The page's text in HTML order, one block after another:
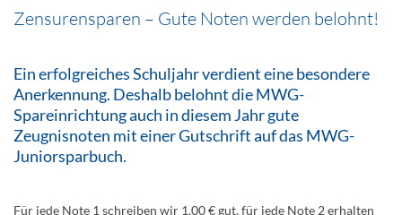
Zensurensparen – Gute Noten werden belohnt!
Ein erfolgreiches Schuljahr verdient eine besondere
Anerkennung. Deshalb belohnt die MWG-
Spareinrichtung auch in diesem Jahr gute
Zeugnisnoten mit einer Gutschrift auf das MWG-
Juniorsparbuch.
Für jede Note 1 schreiben wir 1,00 € gut, für jede Note 2 erhalten